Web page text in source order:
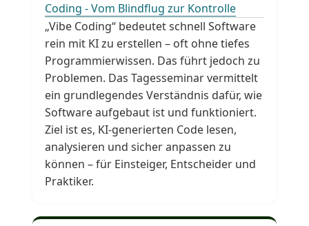
Coding - Vom Blindflug zur Kontrolle
„Vibe Coding“ bedeutet schnell Software
rein mit KI zu erstellen – oft ohne tiefes
Programmierwissen. Das führt jedoch zu
Problemen. Das Tagesseminar vermittelt
ein grundlegendes Verständnis dafür, wie
Software aufgebaut ist und funktioniert.
Ziel ist es, KI-generierten Code lesen,
analysieren und sicher anpassen zu
können – für Einsteiger, Entscheider und
Praktiker.